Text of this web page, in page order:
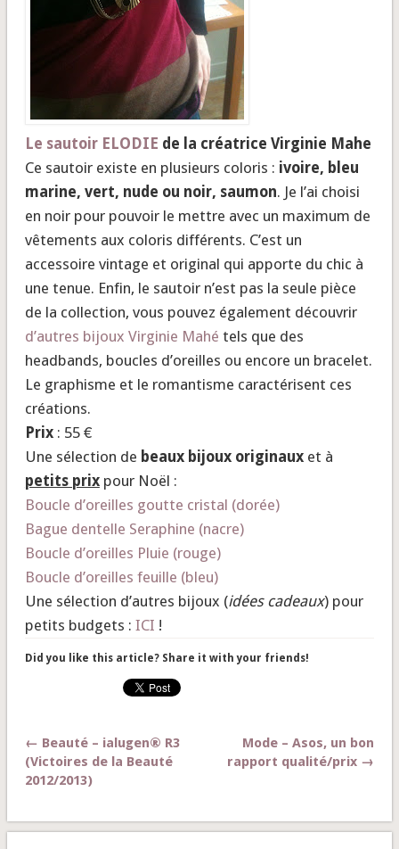
Le sautoir ELODIE de la créatrice Virginie Mahe
Ce sautoir existe en plusieurs coloris : ivoire, bleu
marine, vert, nude ou noir, saumon. Je l’ai choisi
en noir pour pouvoir le mettre avec un maximum de
vêtements aux coloris différents. C’est un
accessoire vintage et original qui apporte du chic à
une tenue. Enfin, le sautoir n’est pas la seule pièce
de la collection, vous pouvez également découvrir
d’autres bijoux Virginie Mahé tels que des
headbands, boucles d’oreilles ou encore un bracelet.
Le graphisme et le romantisme caractérisent ces
créations.
Prix: 55 €
Une sélection de beaux bijoux originauxet à
petits prixpour Noël :
Boucle d’oreilles goutte cristal (dorée)
Bague dentelle Seraphine (nacre)
Boucle d’oreilles Pluie (rouge)
Boucle d’oreilles feuille (bleu)
Une sélection d’autres bijoux (idées cadeaux) pour
petits budgets : ICI !
Did you like this article? Share it with your friends!
← Beauté – ialugen® R3
(Victoires de la Beauté
2012/2013)
Mode – Asos, un bon
rapport qualité/prix →